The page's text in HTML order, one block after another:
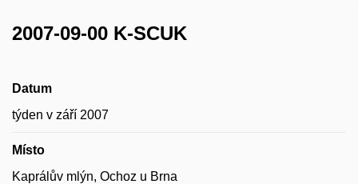
2007-09-00 K-SCUK
Datum
týden v září 2007
Místo
Kaprálův mlýn, Ochoz u Brna